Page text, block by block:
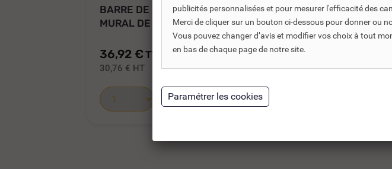
BARRE DE FIXATION DE RETOUR
MURAL DE 900 MM
36,92 € TTC 56,80 €
30,76 € HT
Ajouter au panier
BARRE DE
SIMPLE DE 790
39,21 €HT
publicités personnalisées et pour mesurer l'efficacité des
Merci de cliquer sur un bouton ci-dessous pour donner ou
Vous pouvez changer d’avis et modifier vos choix à tout
en bas de chaque page de notre site.